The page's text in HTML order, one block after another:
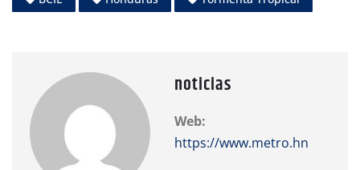
noticias
Web:
https://www.metro.hn